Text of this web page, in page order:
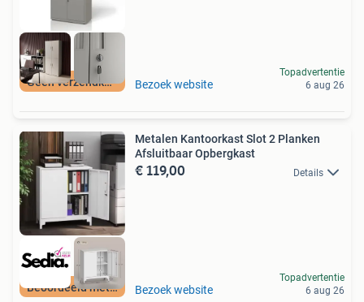
Geen verzendkosten Bezoek website
Topadvertentie
6 aug 26
Beoordeeld met 9+
Metalen Kantoorkast Slot 2 Planken
Afsluitbaar Opbergkast
€ 119,00 Details
Bezoek website
Topadvertentie
6 aug 26